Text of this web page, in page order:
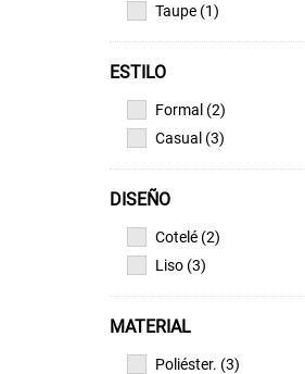
Taupe (1)
ESTILO
Formal (2)
Casual (3)
DISEÑO
Cotelé (2)
Liso (3)
MATERIAL
Poliéster. (3)